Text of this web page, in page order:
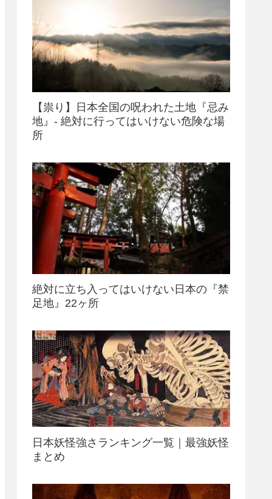
【祟り】日本全国の呪われた土地『忌み
地』- 絶対に行ってはいけない危険な場
所
絶対に立ち入ってはいけない日本の『禁
足地』22ヶ所
日本妖怪強さランキング一覧｜最強妖怪
まとめ